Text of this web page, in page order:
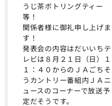
うじ茶ボトリングティー
等！
関係者様に御礼申し上げま
す！
発表会の内容はだいいちテ
レビは８月２１日（日）１
１：４０からのＪＡごちそ
うカントリー番組内ＪＡニ
ュースのコーナーで放送予
定だそうです。